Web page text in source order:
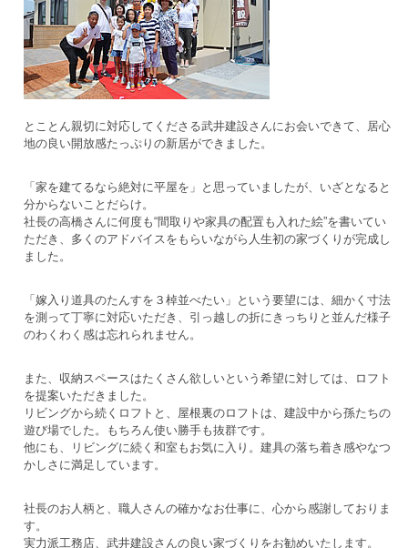
とことん親切に対応してくださる武井建設さんにお会いできて、居心
地の良い開放感たっぷりの新居ができました。
「家を建てるなら絶対に平屋を」と思っていましたが、いざとなると
分からないことだらけ。
社長の高橋さんに何度も“間取りや家具の配置も入れた絵”を書いてい
ただき、多くのアドバイスをもらいながら人生初の家づくりが完成し
ました。
「嫁入り道具のたんすを３棹並べたい」という要望には、細かく寸法
を測って丁寧に対応いただき、引っ越しの折にきっちりと並んだ様子
のわくわく感は忘れられません。
また、収納スペースはたくさん欲しいという希望に対しては、ロフト
を提案いただきました。
リビングから続くロフトと、屋根裏のロフトは、建設中から孫たちの
遊び場でした。もちろん使い勝手も抜群です。
他にも、リビングに続く和室もお気に入り。建具の落ち着き感やなつ
かしさに満足しています。
社長のお人柄と、職人さんの確かなお仕事に、心から感謝しておりま
す。
実力派工務店、武井建設さんの良い家づくりをお勧めいたします。